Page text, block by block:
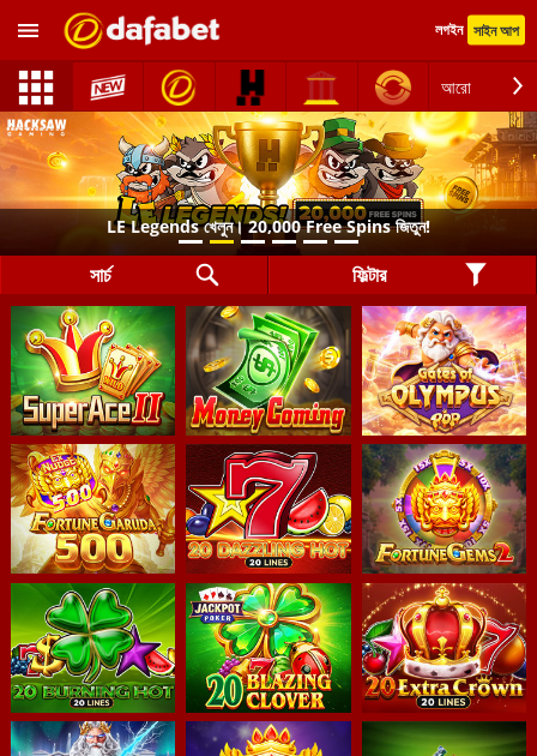
লগইন সাইন আপ
আরো
LE Legends খেলুন। 20,000 Free Spins জিতুন!
সার্চ ফিল্টার